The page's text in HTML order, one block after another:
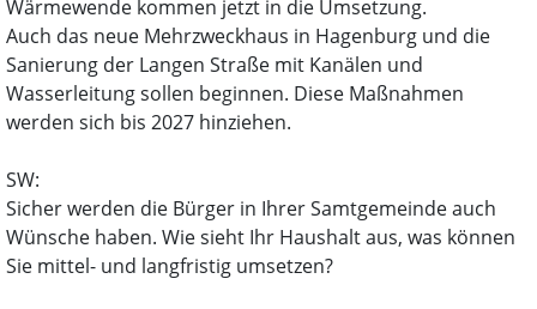
Wärmewende kommen jetzt in die Umsetzung.
Auch das neue Mehrzweckhaus in Hagenburg und die
Sanierung der Langen Straße mit Kanälen und
Wasserleitung sollen beginnen. Diese Maßnahmen
werden sich bis 2027 hinziehen.
SW:
Sicher werden die Bürger in Ihrer Samtgemeinde auch
Wünsche haben. Wie sieht Ihr Haushalt aus, was können
Sie mittel- und langfristig umsetzen?